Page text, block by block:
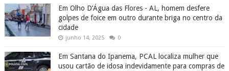
Em Olho D’Água das Flores - AL, homem desfere
golpes de foice em outro durante briga no centro da
cidade
junho 14, 2025 0
Em Santana do Ipanema, PCAL localiza mulher que
usou cartão de idosa indevidamente para compras de